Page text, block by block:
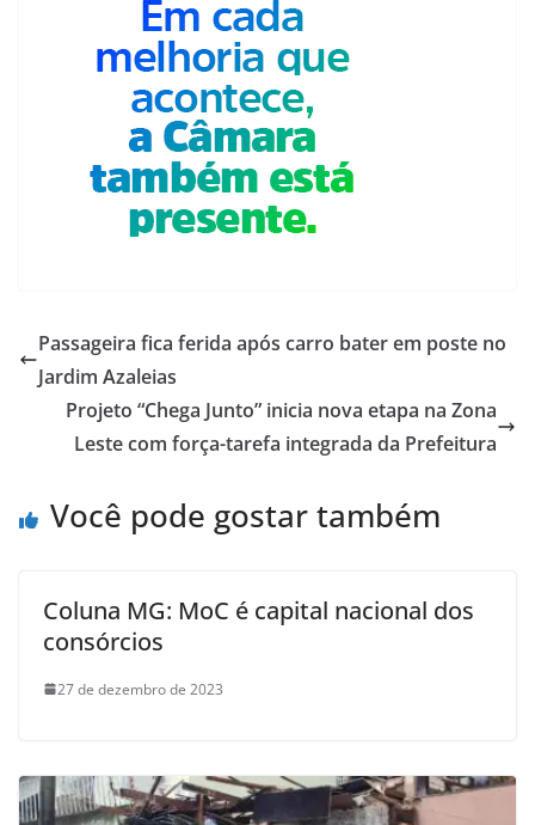
Passageira fica ferida após carro bater em poste no
Jardim Azaleias
Projeto “Chega Junto” inicia nova etapa na Zona
Leste com força-tarefa integrada da Prefeitura
Você pode gostar também
Coluna MG: MoC é capital nacional dos
consórcios
27 de dezembro de 2023